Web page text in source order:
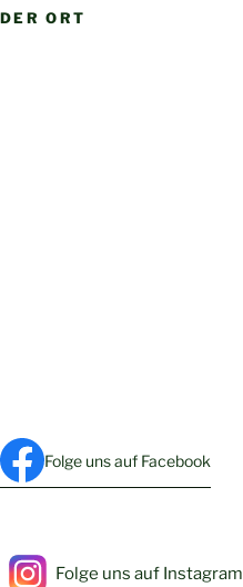
DER ORT
Folge uns auf Facebook
Folge uns auf Instagram